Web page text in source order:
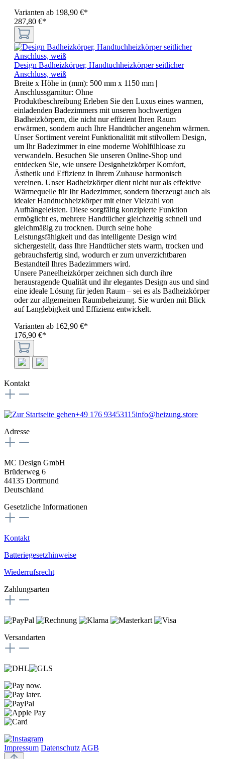
Varianten ab 198,90 €*
287,80 €*
Design Badheizkörper, Handtuchheizkörper seitlicher
Anschluss, weiß
Breite x Höhe in (mm): 500 mm x 1150 mm |
Anschlussgarnitur: Ohne
Produktbeschreibung Erleben Sie den Luxus eines warmen,
einladenden Badezimmers mit unseren hochwertigen
Badheizkörpern, die nicht nur effizient Ihren Raum
erwärmen, sondern auch Ihre Handtücher angenehm wärmen.
Unser Sortiment vereint Funktionalität mit stilvollem Design,
um Ihr Badezimmer in eine moderne Wohlfühloase zu
verwandeln. Besuchen Sie unseren Online-Shop und
entdecken Sie, wie unsere Designheizkörper Komfort,
Ästhetik und Effizienz in Ihrem Zuhause harmonisch
vereinen. Unser Badheizkörper dient nicht nur als effektive
Wärmequelle für Ihr Badezimmer, sondern überzeugt auch als
idealer Handtuchheizkörper mit einer Vielzahl von
Aufhängeleisten. Diese sorgfältig konzipierte Funktion
ermöglicht es, mehrere Handtücher gleichzeitig schnell und
gleichmäßig zu trocknen. Durch seine hohe
Leistungsfähigkeit und das intelligente Design wird
sichergestellt, dass Ihre Handtücher stets warm, trocken und
gebrauchsfertig sind, wodurch er zum unverzichtbaren
Bestandteil Ihres Badezimmers wird.
Unsere Paneelheizkörper zeichnen sich durch ihre
herausragende Qualität und ihr elegantes Design aus und sind
eine ideale Lösung für jeden Raum – sei es als Badheizkörper
oder zur allgemeinen Raumbeheizung. Sie wurden mit Blick
auf Langlebigkeit und Effizienz entwickelt.
Varianten ab 162,90 €*
176,90 €*
Kontakt
+49 176 93453115info@heizung.store
Adresse
MC Design GmbH
Brüderweg 6
44135 Dortmund
Deutschland
Gesetzliche Informationen
Kontakt
Batteriegesetzhinweise
Wiederrufsrecht
Zahlungsarten
Versandarten
Impressum Datenschutz AGB